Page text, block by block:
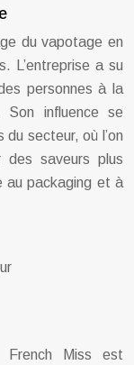
du vapotage en
L’entreprise a su
personnes à la
Son influence se
secteur, où l’on
des saveurs plus
au packaging et à
French Miss est